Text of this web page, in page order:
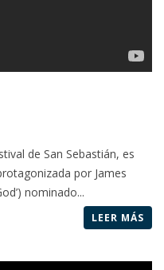
de San Sebastián, es
por James
nominado...
LEER MÁS